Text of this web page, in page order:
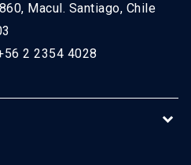
Macul. Santiago, Chile
2 2354 4028